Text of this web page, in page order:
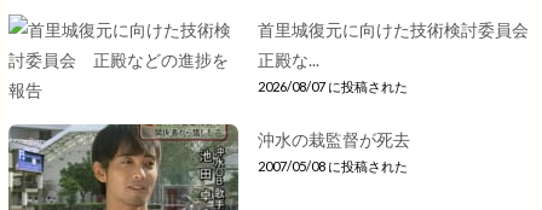
首里城復元に向けた技術検討委員会
正殿な...
2026/08/07 に投稿された
沖水の栽監督が死去
2007/05/08 に投稿された